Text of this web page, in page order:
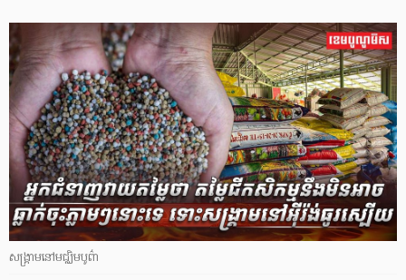
សង្គ្រាមនៅមជ្ឈិមបូព៌ា